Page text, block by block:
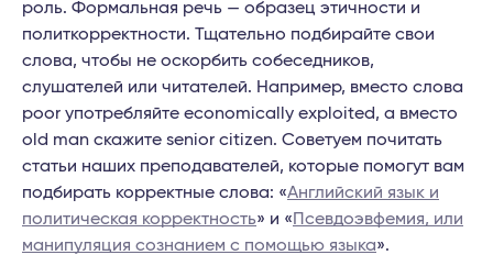
роль. Формальная речь — образец этичности и
политкорректности. Тщательно подбирайте свои
слова, чтобы не оскорбить собеседников,
слушателей или читателей. Например, вместо слова
poor употребляйте economically exploited, а вместо
old man скажите senior citizen. Советуем почитать
статьи наших преподавателей, которые помогут вам
подбирать корректные слова: «Английский язык и
политическая корректность» и «Псевдоэвфемия, или
манипуляция сознанием с помощью языка».